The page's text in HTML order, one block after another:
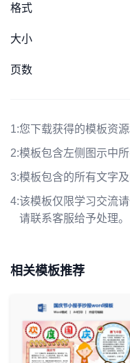
格式
大小
页数
1:您下载获得的模板资源
2:模板包含左侧图示中
3:模板包含的所有文字及
4:该模板仅限学习交流
请联系客服给予处理。
相关模板推荐